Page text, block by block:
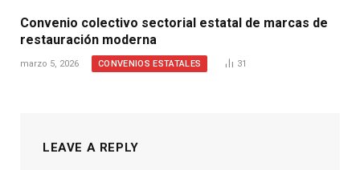
Convenio colectivo sectorial estatal de marcas de
restauración moderna
marzo 5, 2026 CONVENIOS ESTATALES 31
LEAVE A REPLY